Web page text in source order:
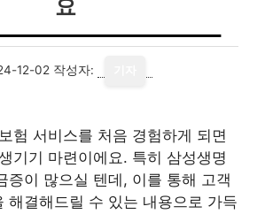
요
12-02 작성자:
험 서비스를 처음 경험하게 되면
기기 마련이에요. 특히 삼성생명
증이 많으실 텐데, 이를 통해 고객
해결해드릴 수 있는 내용으로 가득